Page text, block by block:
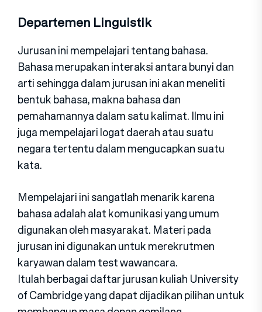
Departemen Linguistik
Jurusan ini mempelajari tentang bahasa.
Bahasa merupakan interaksi antara bunyi dan
arti sehingga dalam jurusan ini akan meneliti
bentuk bahasa, makna bahasa dan
pemahamannya dalam satu kalimat. Ilmu ini
juga mempelajari logat daerah atau suatu
negara tertentu dalam mengucapkan suatu
kata.
Mempelajari ini sangatlah menarik karena
bahasa adalah alat komunikasi yang umum
digunakan oleh masyarakat. Materi pada
jurusan ini digunakan untuk merekrutmen
karyawan dalam test wawancara.
Itulah berbagai daftar jurusan kuliah University
of Cambridge yang dapat dijadikan pilihan untuk